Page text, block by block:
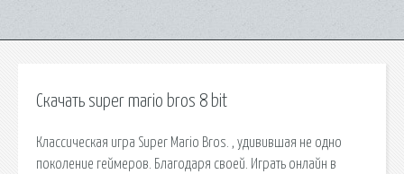
Скачать super mario bros 8 bit
Классическая игра Super Mario Bros. , удивившая не одно
поколение геймеров. Благодаря своей. Играть онлайн в